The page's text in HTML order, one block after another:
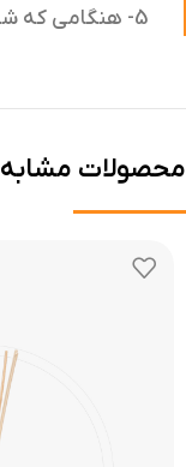
5- هنگامى كه شدت رايحه بيشترى خواستيد می‌توانید چوب‌ها را بر عكس بچرخانيد.
محصولات مشابه